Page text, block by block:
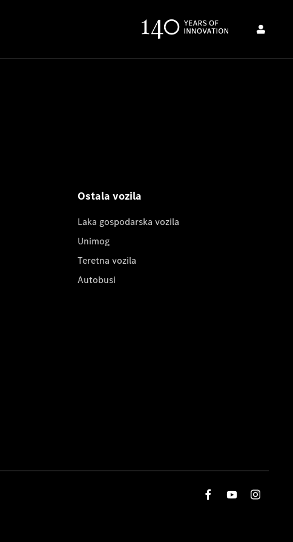
Ostala vozila
Laka gospodarska vozila
Unimog
Teretna vozila
Autobusi